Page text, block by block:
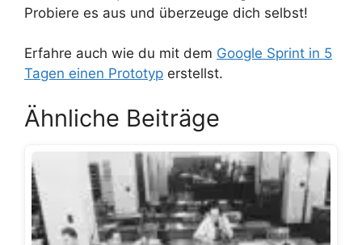
Probiere es aus und überzeuge dich selbst!
Erfahre auch wie du mit dem Google Sprint in 5
Tagen einen Prototyp erstellst.
Ähnliche Beiträge